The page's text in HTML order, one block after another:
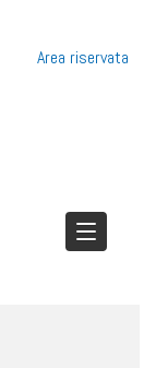
Area riservata